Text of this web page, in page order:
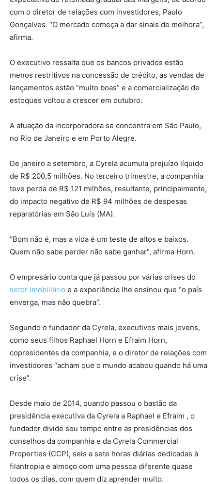
com o diretor de relações com investidores, Paulo
Gonçalves. “O mercado começa a dar sinais de melhora”,
afirma.
O executivo ressalta que os bancos privados estão
menos restritivos na concessão de crédito, as vendas de
lançamentos estão “muito boas” e a comercialização de
estoques voltou a crescer em outubro.
A atuação da incorporadora se concentra em São Paulo,
no Rio de Janeiro e em Porto Alegre.
De janeiro a setembro, a Cyrela acumula prejuízo líquido
de R$ 200,5 milhões. No terceiro trimestre, a companhia
teve perda de R$ 121 milhões, resultante, principalmente,
do impacto negativo de R$ 94 milhões de despesas
reparatórias em São Luís (MA).
“Bom não é, mas a vida é um teste de altos e baixos.
Quem não sabe perder não sabe ganhar”, afirma Horn.
O empresário conta que já passou por várias crises do
setor imobiliário e a experiência lhe ensinou que “o país
enverga, mas não quebra”.
Segundo o fundador da Cyrela, executivos mais jovens,
como seus filhos Raphael Horn e Efraim Horn,
copresidentes da companhia, e o diretor de relações com
investidores “acham que o mundo acabou quando há uma
crise”.
Desde maio de 2014, quando passou o bastão da
presidência executiva da Cyrela a Raphael e Efraim , o
fundador divide seu tempo entre as presidências dos
conselhos da companhia e da Cyrela Commercial
Properties (CCP), seis a sete horas diárias dedicadas à
filantropia e almoço com uma pessoa diferente quase
todos os dias, com quem diz aprender muito.